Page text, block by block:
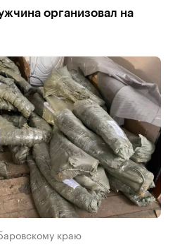
организовал на
краю